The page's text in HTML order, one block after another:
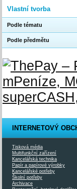
Vlastní tvorba
Podle tématu
Podle předmětu
INTERNETOVÝ
Tisková média
Multifunkční zařízení
Kancelářská technika
Papír a papírové výrobky
Kancelářské potřeby
Školní potřeby
Archivace